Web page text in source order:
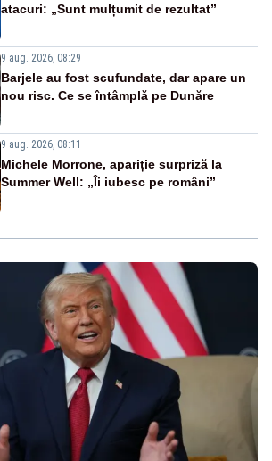
atacuri: „Sunt mulțumit de rezultat”
9 aug. 2026, 08:29
Barjele au fost scufundate, dar apare un
nou risc. Ce se întâmplă pe Dunăre
9 aug. 2026, 08:11
Michele Morrone, apariție surpriză la
Summer Well: „Îi iubesc pe români”